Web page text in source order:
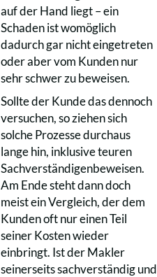
auf der Hand liegt – ein
Schaden ist womöglich
dadurch gar nicht eingetreten
oder aber vom Kunden nur
sehr schwer zu beweisen.
Sollte der Kunde das dennoch
versuchen, so ziehen sich
solche Prozesse durchaus
lange hin, inklusive teuren
Sachverständigenbeweisen.
Am Ende steht dann doch
meist ein Vergleich, der dem
Kunden oft nur einen Teil
seiner Kosten wieder
einbringt. Ist der Makler
seinerseits sachverständig und